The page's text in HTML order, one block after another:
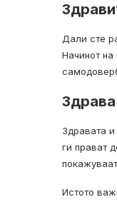
Дали сте
Начинот на
Здравата
ги прават
Истото